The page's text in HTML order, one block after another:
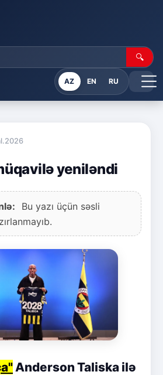
🔍
AZ EN RU
yeniləndi
Bu yazı üçün səsli
Anderson Taliska ilə